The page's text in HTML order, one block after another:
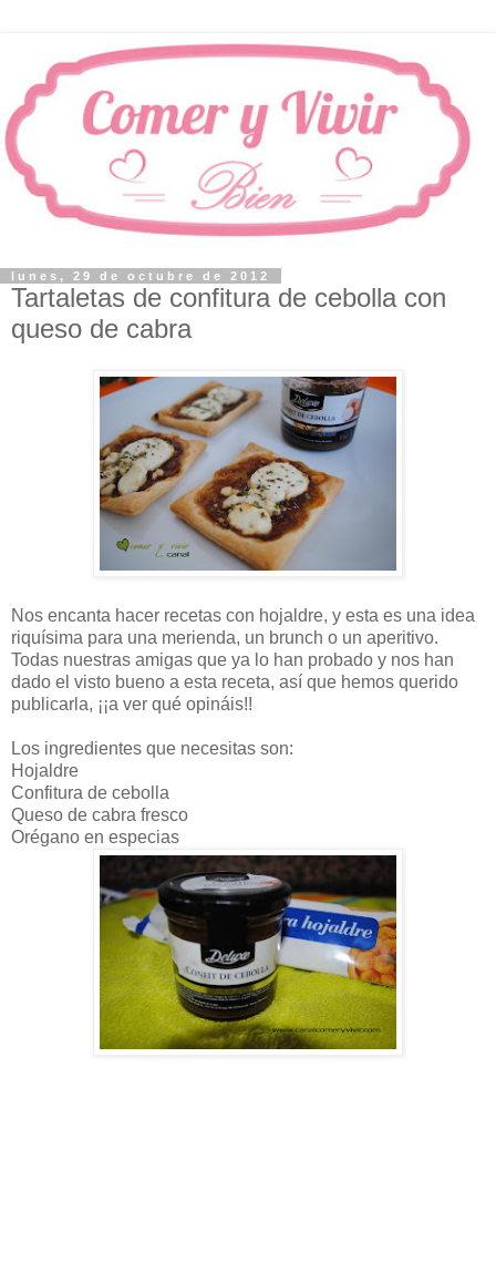
lunes, 29 de octubre de 2012
Tartaletas de confitura de cebolla con
queso de cabra
Nos encanta hacer recetas con hojaldre, y esta es una idea
riquísima para una merienda, un brunch o un aperitivo.
Todas nuestras amigas que ya lo han probado y nos han
dado el visto bueno a esta receta, así que hemos querido
publicarla, ¡¡a ver qué opináis!!
Los ingredientes que necesitas son:
Hojaldre
Confitura de cebolla
Queso de cabra fresco
Orégano en especias